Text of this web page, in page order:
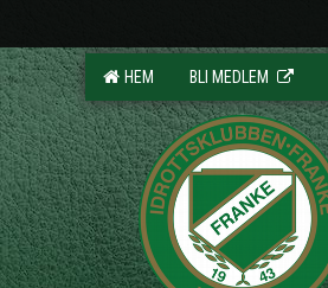
HEM BLI MEDLEM